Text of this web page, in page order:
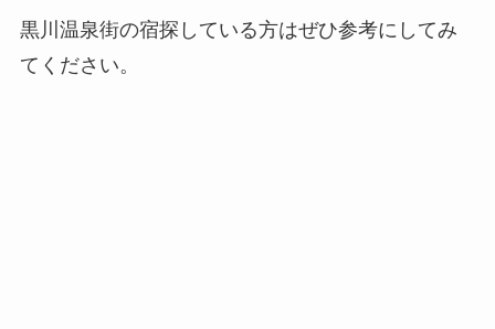
黒川温泉街の宿探している方はぜひ参考にしてみ
てください。